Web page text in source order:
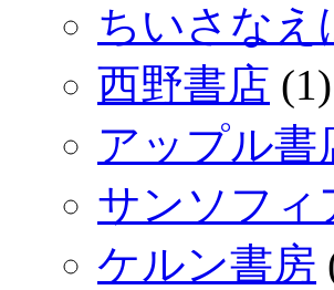
ちいさな
西野書店 (1)
アップル書
サンソフィ
ケルン書房